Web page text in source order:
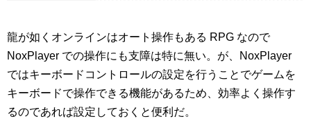
龍が如くオンラインはオート操作もある RPG なので
NoxPlayer での操作にも支障は特に無い。が、NoxPlayer
ではキーボードコントロールの設定を行うことでゲームを
キーボードで操作できる機能があるため、効率よく操作す
るのであれば設定しておくと便利だ。